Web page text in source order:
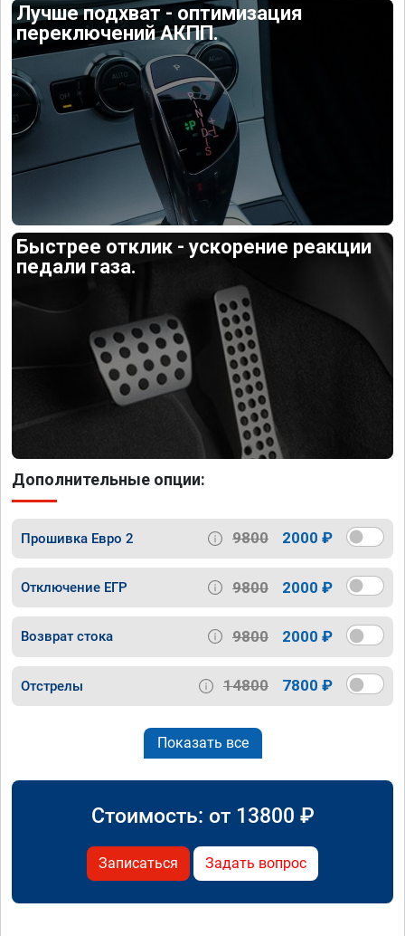
Лучше подхват - оптимизация
переключений АКПП.
Быстрее отклик - ускорение реакции
педали газа.
Дополнительные опции:
Прошивка Евро 2 9800 2000 ₽
Отключение ЕГР 9800 2000 ₽
Возврат стока 9800 2000 ₽
Отстрелы 14800 7800 ₽
Показать все
Стоимость: от 13800 ₽
Записаться Задать вопрос